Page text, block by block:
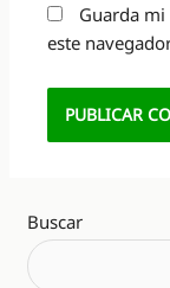
Guarda
este
Buscar